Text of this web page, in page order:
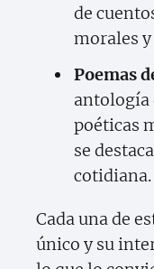
de
morales y
Poemas
antología
poéticas
se
cotidiana.
Cada una de
único y su